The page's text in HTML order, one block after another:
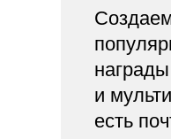
и
есть